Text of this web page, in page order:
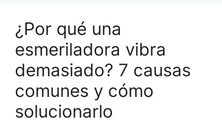
¿Por qué una
esmeriladora vibra
demasiado? 7 causas
comunes y cómo
solucionarlo